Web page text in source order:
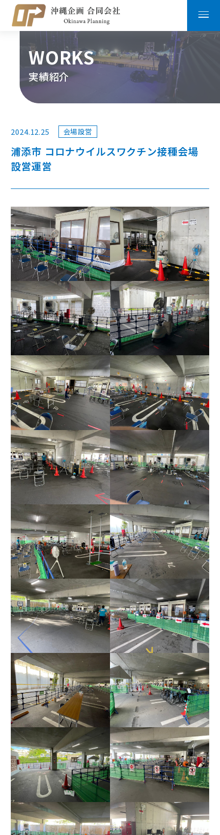
WORKS
実績紹介
浦添市 コロナウイルスワクチン接種会場
設営運営
2024.12.25 会場設営